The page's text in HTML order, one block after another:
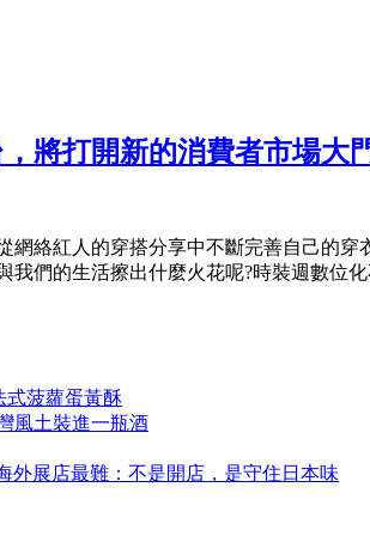
將打開新的消費者市場大
絡紅人的穿搭分享中不斷完善自己的
們的生活擦出什麼火花呢?時裝週數位
式菠蘿蛋黃酥
風土裝進一瓶酒
外展店最難：不是開店，是守住日本味